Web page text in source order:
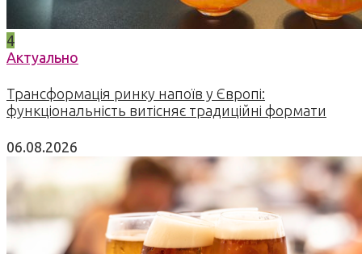
4
Актуально
Трансформація ринку напоїв у Європі:
функціональність витісняє традиційні формати
06.08.2026